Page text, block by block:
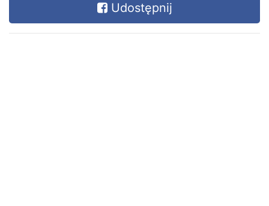
Udostępnij